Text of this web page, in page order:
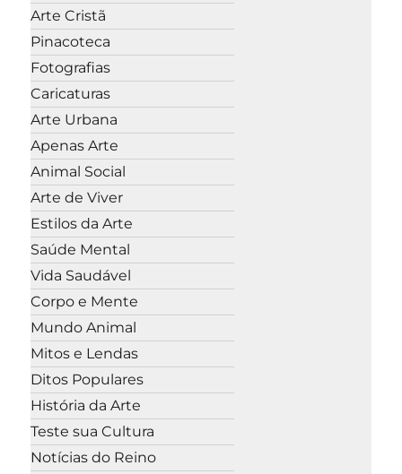
Arte Cristã
Pinacoteca
Fotografias
Caricaturas
Arte Urbana
Apenas Arte
Animal Social
Arte de Viver
Estilos da Arte
Saúde Mental
Vida Saudável
Corpo e Mente
Mundo Animal
Mitos e Lendas
Ditos Populares
História da Arte
Teste sua Cultura
Notícias do Reino